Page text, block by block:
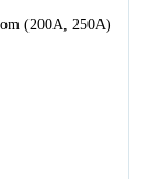
(200A, 250A)